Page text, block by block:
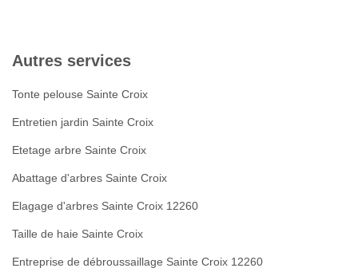
Autres services
Tonte pelouse Sainte Croix
Entretien jardin Sainte Croix
Etetage arbre Sainte Croix
Abattage d'arbres Sainte Croix
Elagage d'arbres Sainte Croix 12260
Taille de haie Sainte Croix
Entreprise de débroussaillage Sainte Croix 12260